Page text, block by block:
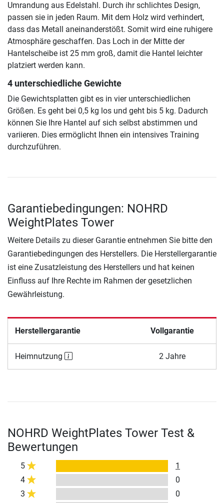
Umrandung aus Edelstahl. Durch ihr schlichtes Design,
passen sie in jeden Raum. Mit dem Holz wird verhindert,
dass das Metall aneinanderstößt. Somit wird eine ruhigere
Atmosphäre geschaffen. Das Loch in der Mitte der
Hantelscheibe ist 25 mm groß, damit die Hantel leichter
platziert werden kann.
4 unterschiedliche Gewichte
Die Gewichtsplatten gibt es in vier unterschiedlichen
Größen. Es geht bei 0,5 kg los und geht bis 5 kg. Dadurch
können Sie Ihre Hantel auf sich selbst abstimmen und
variieren. Dies ermöglicht Ihnen ein intensives Training
durchzuführen.
Garantiebedingungen: NOHRD
WeightPlates Tower
Weitere Details zu dieser Garantie entnehmen Sie bitte den
Garantiebedingungen des Herstellers. Die Herstellergarantie
ist eine Zusatzleistung des Herstellers und hat keinen
Einfluss auf Ihre Rechte im Rahmen der gesetzlichen
Gewährleistung.
Herstellergarantie Vollgarantie
Heimnutzung 2 Jahre
NOHRD WeightPlates Tower Test &
Bewertungen
5
1
4
0
3
0